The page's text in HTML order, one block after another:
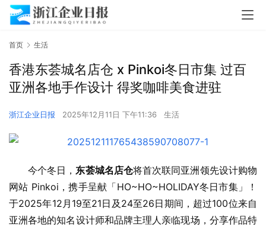
首页 生活
香港东荟城名店仓 x Pinkoi冬日市集 过百
亚洲各地手作设计 得奖咖啡美食进驻
浙江企业日报 2025年12月11日 下午11:36 生活
今个冬日，东荟城名店仓将首次联同亚洲领先设计购物
网站 Pinkoi，携手呈献「HO~HO~HOLIDAY冬日市集」！
于2025年12月19至21日及24至26日期间，超过100位来自
亚洲各地的知名设计师和品牌主理人亲临现场，分享作品特